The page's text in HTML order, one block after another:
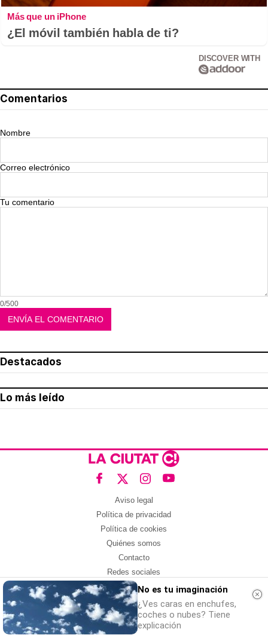
Más que un iPhone
¿El móvil también habla de ti?
DISCOVER WITH
Comentarios
Nombre
Correo electrónico
Tu comentario
0/500
Destacados
Lo más leído
Aviso legal
Política de privacidad
Política de cookies
Quiénes somos
Contacto
Redes sociales
Con la colaboración de:No es tu imaginación
¿Ves caras en enchufes,
coches o nubes? Tiene
explicación